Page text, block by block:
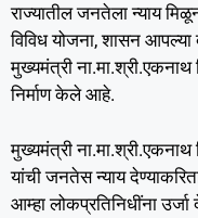
राज्यातील जनतेला न्याय
विविध योजना, शासन
मुख्यमंत्री
निर्माण केले आहे.
मुख्यमंत्री
यांची जनतेस न्याय
आम्हा लोकप्रतिनिधींना